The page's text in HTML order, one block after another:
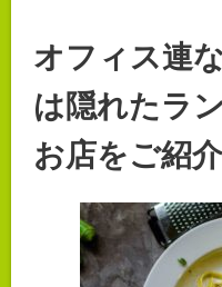
オフィス連
は隠れたラ
お店をご紹